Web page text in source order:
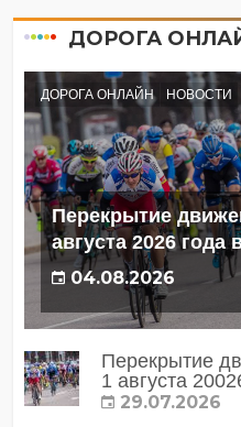
ДОРОГА
ДОРОГА ОНЛАЙН НОВОСТИ
Перекрытие
августа 2026 года
04.08.2026
Перекрытие
1 августа
29.07.2026